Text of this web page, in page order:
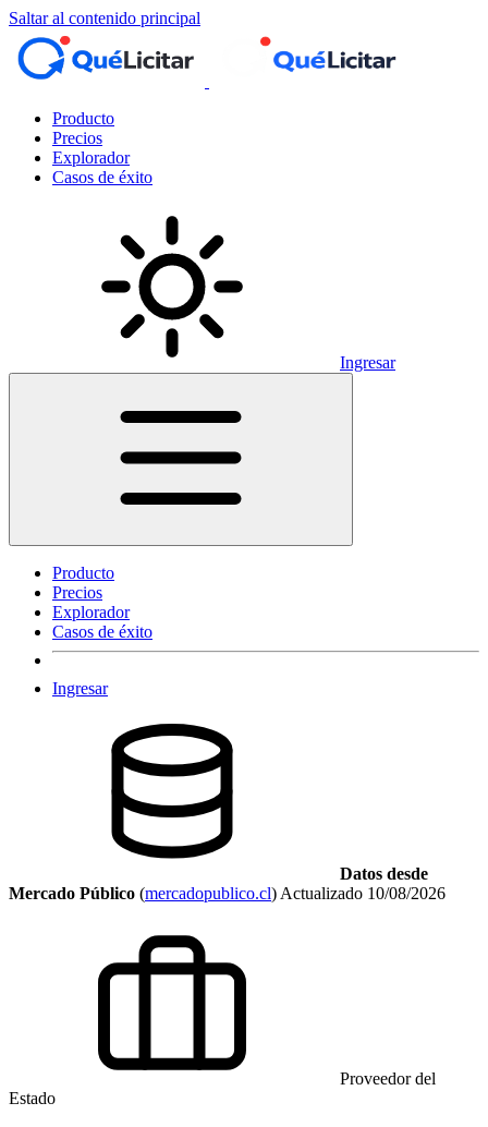
Saltar al contenido principal
Producto
Precios
Explorador
Casos de éxito
Ingresar
Producto
Precios
Explorador
Casos de éxito
Ingresar
Datos desde
Mercado Público (mercadopublico.cl) Actualizado 10/08/2026
Proveedor del
Estado